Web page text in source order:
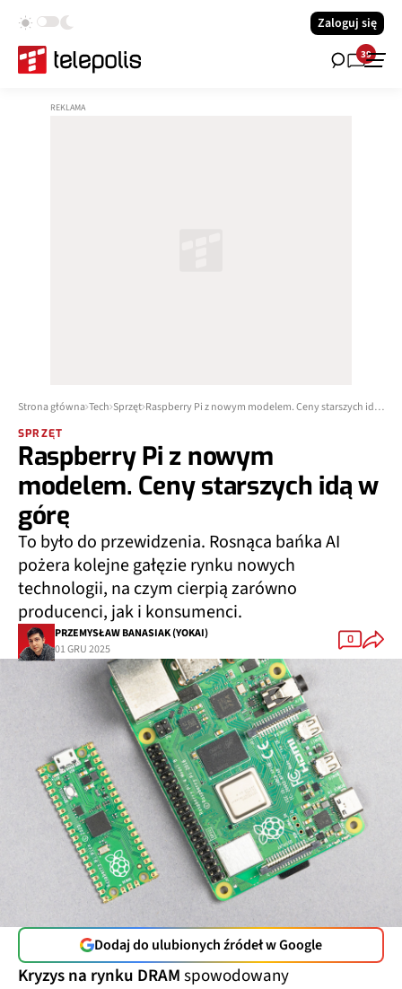
Zaloguj się
39
Strona główna Tech Sprzęt Raspberry Pi z nowym modelem. Ceny starszych idą w górę
SPRZĘT
Raspberry Pi z nowym
modelem. Ceny starszych idą w
górę
To było do przewidzenia. Rosnąca bańka AI
pożera kolejne gałęzie rynku nowych
technologii, na czym cierpią zarówno
producenci, jak i konsumenci.
PRZEMYSŁAW BANASIAK (YOKAI)
01 GRU 2025
0
Dodaj do ulubionych źródeł w Google
Kryzys na rynku DRAMspowodowany